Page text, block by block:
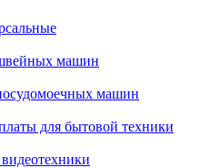
машин
машин
для бытовой техники